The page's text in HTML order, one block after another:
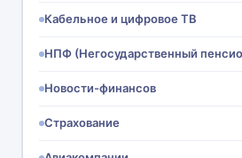
Кабельное и цифровое ТВ
НПФ (Негосударственный
Новости-финансов
Страхование